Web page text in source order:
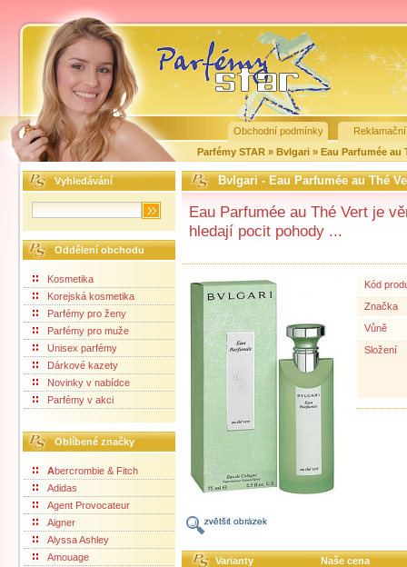
Obchodní podmínky
Parfémy STAR » Bvlgari » Eau Parfumée au
Vyhledávání
Oddělení obchodu
Kosmetika
Korejská kosmetika
Parfémy pro ženy
Parfémy pro muže
Unisex parfémy
Dárkové kazety
Novinky v nabídce
Parfémy v akci
Oblíbené značky
Abercrombie & Fitch
Adidas
Agent Provocateur
Aigner
Alyssa Ashley
Amouage
Bvlgari - Eau Parfumée au Thé
Eau Parfumée au Thé Vert je
hledají pocit pohody ...
Kód
Značka
Vůně
Složení
Varianty Naše cena